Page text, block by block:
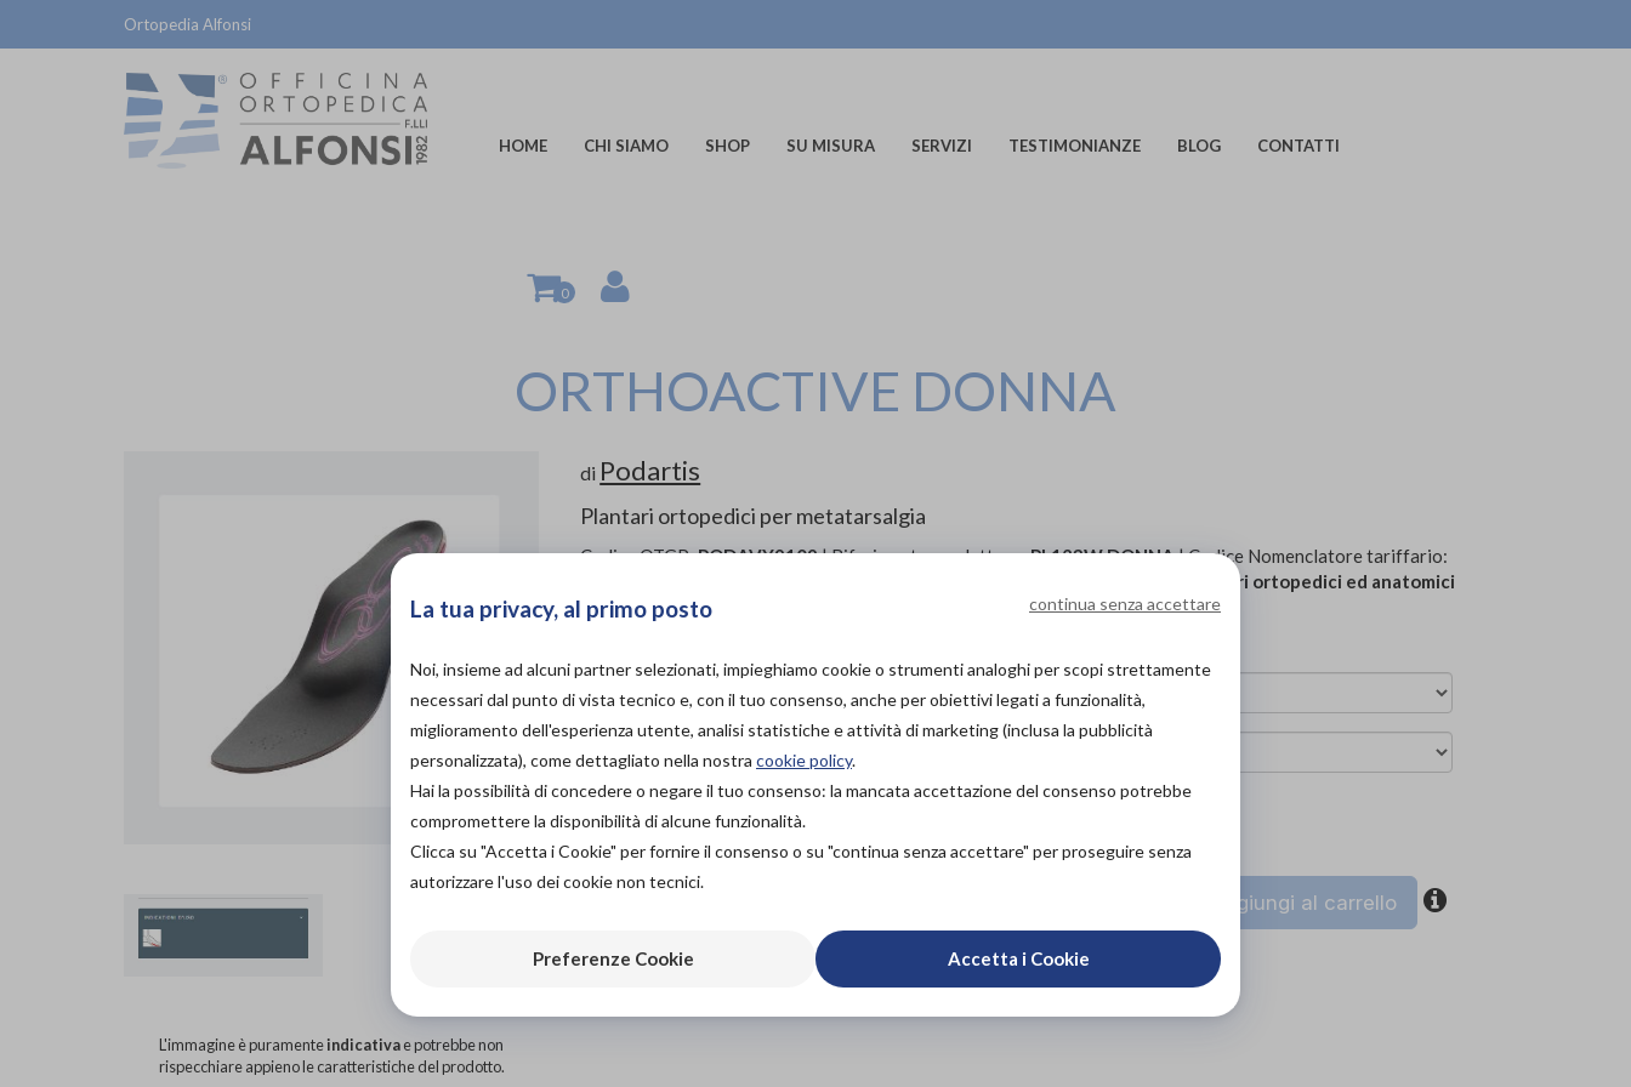
Ortopedia Alfonsi
HOME CHI SIAMO SHOP SU MISURA SERVIZI TESTIMONIANZE BLOG CONTATTI
0
ORTHOACTIVE DONNA
L'immagine è puramenteindicativae potrebbe non
rispecchiare appieno le caratteristiche del prodotto.
di Podartis
Plantari ortopedici per metatarsalgia
Codice OTGP:PODAVY9109| Riferimento produttore:PL123W DONNA| Codice Nomenclatore tariffario:
Plantari ortopedici ed anatomici
I plantari Orthoactive sottili e garantiscono stabilità.
PROVA E ACQUISTA IN
NEGOZIO
DA65,00€
PROVA E NOLEGGIA IN
NEGOZIO
NON DISPONIBILE
ACQUISTA ONLINE
Aggiungi al carrello
La tua privacy, al primo posto continua senza accettare
Noi, insieme ad alcuni partner selezionati, impieghiamo cookie o strumenti analoghi per scopi strettamente
necessari dal punto di vista tecnico e, con il tuo consenso, anche per obiettivi legati a funzionalità,
miglioramento dell'esperienza utente, analisi statistiche e attività di marketing (inclusa la pubblicità
personalizzata), come dettagliato nella nostra cookie policy.
Hai la possibilità di concedere o negare il tuo consenso: la mancata accettazione del consenso potrebbe
compromettere la disponibilità di alcune funzionalità.
Clicca su "Accetta i Cookie" per fornire il consenso o su "continua senza accettare" per proseguire senza
autorizzare l'uso dei cookie non tecnici.
Preferenze Cookie Accetta i Cookie